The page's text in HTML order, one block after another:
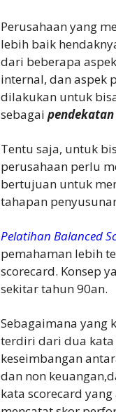
Perusahaan yang
lebih baik
dari beberapa
internal, dan aspek
dilakukan untuk
sebagai pendekatan
Tentu saja, untuk
perusahaan perlu
bertujuan untuk
tahapan
Pelatihan Balanced
pemahaman lebih
scorecard. Konsep
sekitar tahun 90an.
Sebagaimana yang
terdiri dari dua kata
keseimbangan
dan non
kata scorecard